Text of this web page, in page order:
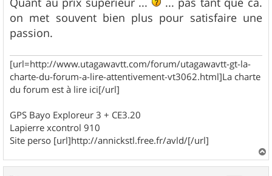
on met souvent bien plus pour satisfaire une
passion.
[url=http://www.utagawavtt.com/forum/utagawavtt-gt-la-
charte-du-forum-a-lire-attentivement-vt3062.html]La charte
du forum est à lire ici[/url]
GPS Bayo Exploreur 3 + CE3.20
Lapierre xcontrol 910
Site perso [url]http://annickstl.free.fr/avld/[/url]
a